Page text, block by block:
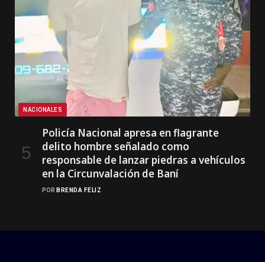
NACIONALES
Policía Nacional apresa en flagrante
delito hombre señalado como
responsable de lanzar piedras a vehículos
en la Circunvalación de Baní
POR BRENDA FELIZ